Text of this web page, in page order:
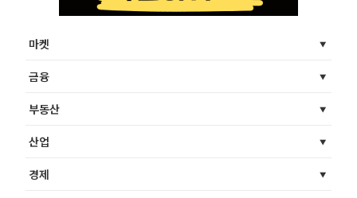
마켓
금융
부동산
산업
경제